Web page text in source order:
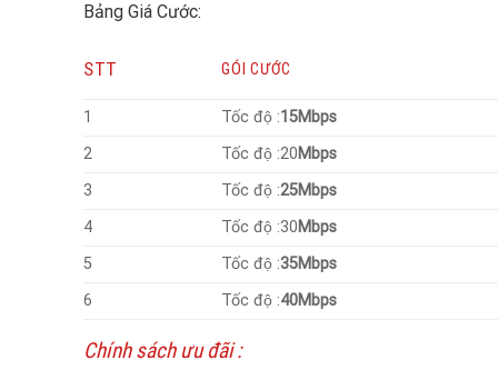
Bảng Giá Cước:
STT GÓI CƯỚC
1 Tốc độ :15Mbps
2
Tốc độ :20Mbps
3
Tốc độ :25Mbps
4
Tốc độ :30Mbps
5
Tốc độ :35Mbps
6
Tốc độ :40Mbps
Chính sách ưu đãi :